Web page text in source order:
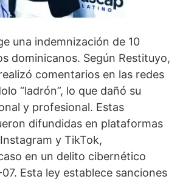
una indemnización de 10
dominicanos. Según Restituyo,
comentarios en las redes
“ladrón”, lo que dañó su
y profesional. Estas
difundidas en plataformas
y TikTok,
en un delito cibernético
Esta ley establece sanciones